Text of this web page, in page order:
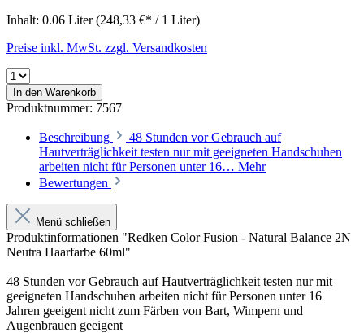
Inhalt: 0.06 Liter(248,33 €* / 1 Liter)
Preise inkl. MwSt. zzgl. Versandkosten
In den Warenkorb
Produktnummer: 7567
Beschreibung
48 Stunden vor Gebrauch auf
Hautverträglichkeit testen nur mit geeigneten Handschuhen
arbeiten nicht für Personen unter 16… Mehr
Bewertungen
Menü schließen
Produktinformationen "Redken Color Fusion - Natural Balance 2N
Neutra Haarfarbe 60ml"
48 Stunden vor Gebrauch auf Hautverträglichkeit testen nur mit
geeigneten Handschuhen arbeiten nicht für Personen unter 16
Jahren geeigent nicht zum Färben von Bart, Wimpern und
Augenbrauen geeigent